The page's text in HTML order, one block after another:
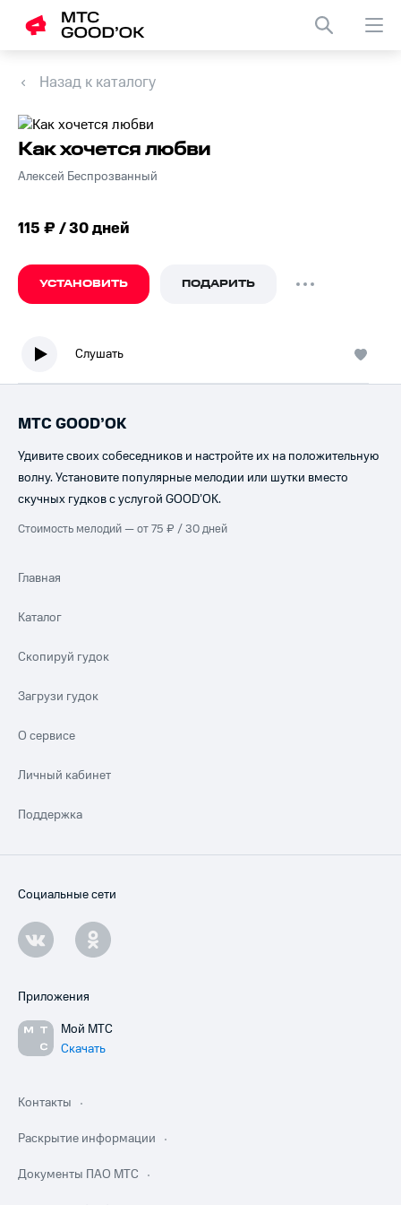
Назад к каталогу
Как хочется любви
Алексей Беспрозванный
115 ₽ / 30 дней
УСТАНОВИТЬ ПОДАРИТЬ
Слушать
МТС GOOD’OK
Удивите своих собеседников и настройте их на положительную
волну. Установите популярные мелодии или шутки вместо
скучных гудков с услугой GOOD’OK.
Стоимость мелодий — от 75 ₽ / 30 дней
Главная
Каталог
Скопируй гудок
Загрузи гудок
О сервисе
Личный кабинет
Поддержка
Социальные сети
Приложения
Мой МТС
Скачать
Контакты
Раскрытие информации
Документы ПАО МТС